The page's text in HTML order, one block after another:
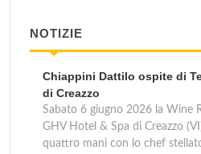
NOTIZIE
Chiappini Dattilo ospite di
di Creazzo
Sabato 6 giugno 2026 la Wine
GHV Hotel & Spa di Creazzo
quattro mani con lo chef